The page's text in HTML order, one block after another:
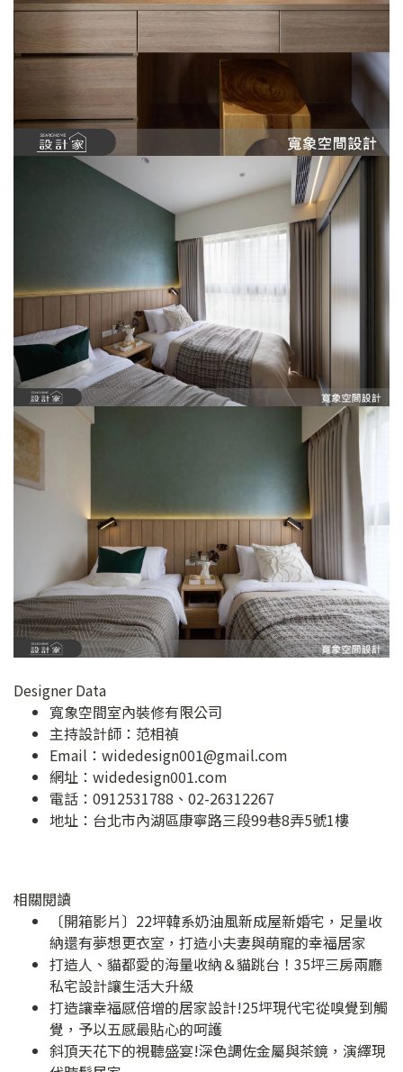
Designer Data
寬象空間室內裝修有限公司
主持設計師：范相禎
Email： widedesign001@gmail.com
網址： widedesign001.com
電話：0912531788、02-26312267
地址： 台北市內湖區康寧路三段99巷8弄5號1樓
相關閱讀
〔開箱影片〕22坪韓系奶油風新成屋新婚宅，足量收
納還有夢想更衣室，打造小夫妻與萌寵的幸福居家
打造人、貓都愛的海量收納＆貓跳台！35坪三房兩廳
私宅設計讓生活大升級
打造讓幸福感倍增的居家設計!25坪現代宅從嗅覺到觸
覺，予以五感最貼心的呵護
斜頂天花下的視聽盛宴!深色調佐金屬與茶鏡，演繹現